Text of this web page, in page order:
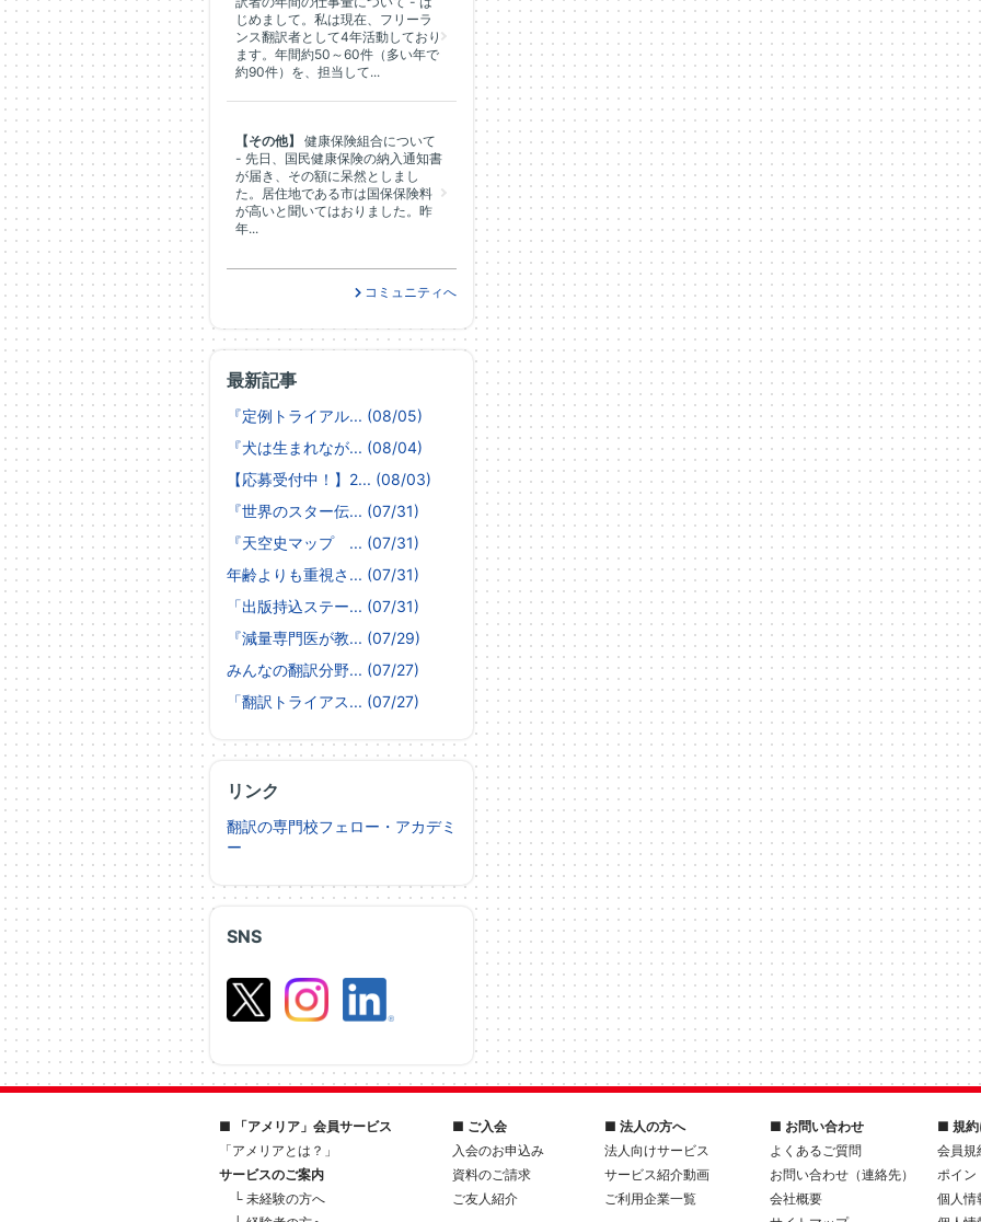
SNS
最新記事
『定例トライアル... (08/05)
『犬は生まれなが... (08/04)
【応募受付中！】2... (08/03)
『世界のスター伝... (07/31)
『天空史マップ ... (07/31)
年齢よりも重視さ... (07/31)
「出版持込ステー... (07/31)
『減量専門医が教... (07/29)
みんなの翻訳分野... (07/27)
「翻訳トライアス... (07/27)
リンク
翻訳の専門校フェロー・アカデミ
ー
じめまして。私は現在、フリーラ
ンス翻訳者として4年活動しており
ます。年間約50～60件（多い年で
約90件）を、担当して...
【その他】
健康保険組合について
- 先日、国民健康保険の納入通知書
が届き、その額に呆然としまし
た。居住地である市は国保保険料
が高いと聞いてはおりました。昨
年...
コミュニティへ
■ 「アメリア」会員サービス
「アメリアとは？」
サービスのご案内
└ 未経験の方へ
■ ご入会
入会のお申込み
資料のご請求
ご友人紹介
■ 法人の方へ
法人向けサービス
サービス紹介動画
ご利用企業一覧
■ お問い合わせ
よくあるご質問
お問い合わせ（連絡先）
会社概要
■ 規約
会員規
ポイン
個人情